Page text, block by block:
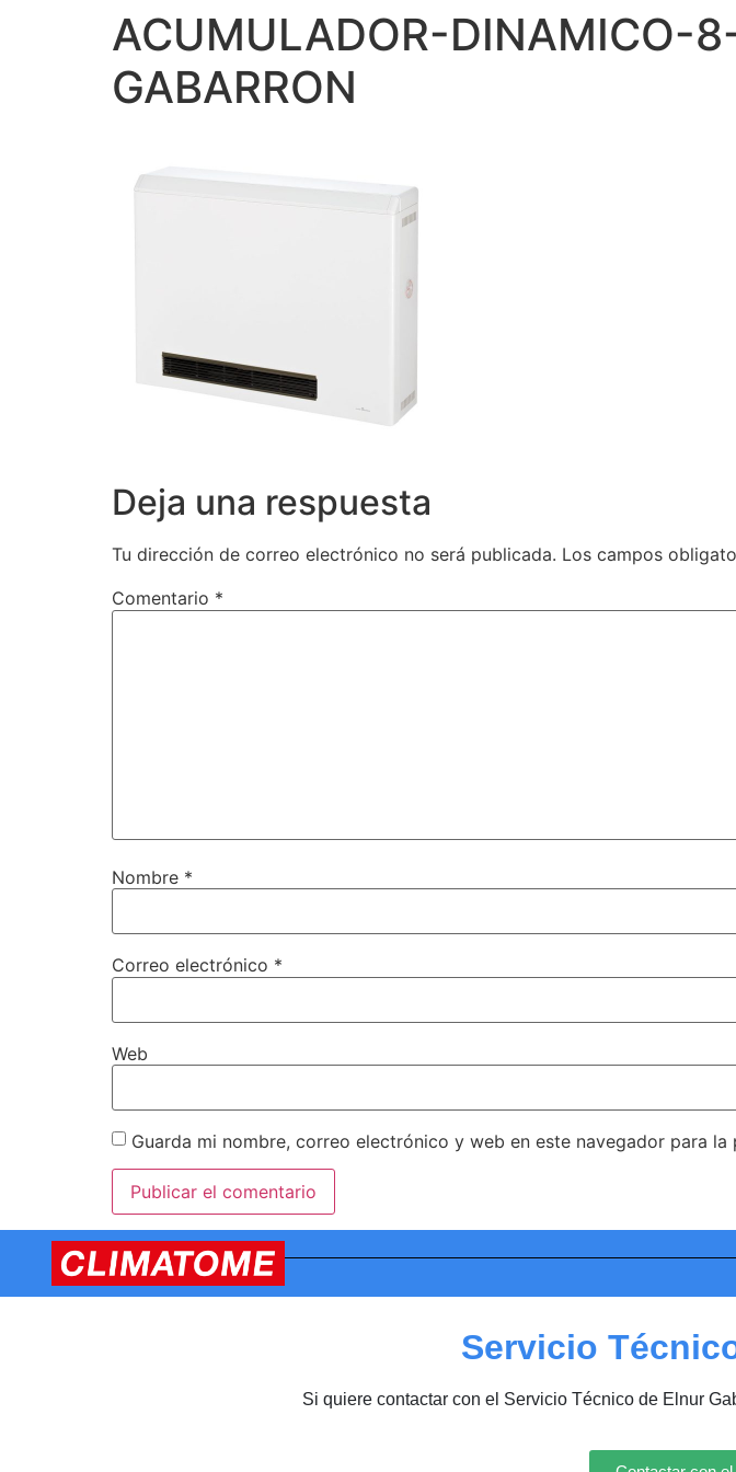
ACUMULADOR-DINAMICO-
GABARRON
Deja una respuesta
Tu dirección de correo electrónico no será publicada. Los campos
Comentario *
Nombre *
Correo electrónico *
Web
Guarda mi nombre, correo electrónico y web en este navegador para
Servicio
Si quiere contactar con el Servicio Técnico de Elnur